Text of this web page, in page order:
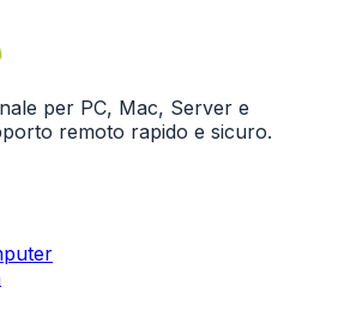
per PC, Mac, Server e
remoto rapido e sicuro.